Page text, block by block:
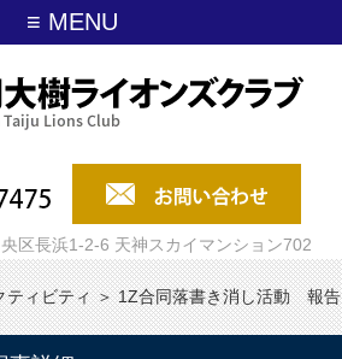
≡ MENU
区長浜1-2-6 天神スカイマンション702
ティビティ＞ 1Z合同落書き消し活動 報告